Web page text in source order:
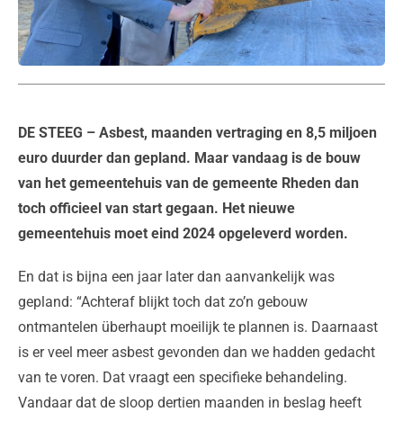
DE STEEG – Asbest, maanden vertraging en 8,5 miljoen
euro duurder dan gepland. Maar vandaag is de bouw
van het gemeentehuis van de gemeente Rheden dan
toch officieel van start gegaan. Het nieuwe
gemeentehuis moet eind 2024 opgeleverd worden.
En dat is bijna een jaar later dan aanvankelijk was
gepland: “Achteraf blijkt toch dat zo’n gebouw
ontmantelen überhaupt moeilijk te plannen is. Daarnaast
is er veel meer asbest gevonden dan we hadden gedacht
van te voren. Dat vraagt een specifieke behandeling.
Vandaar dat de sloop dertien maanden in beslag heeft